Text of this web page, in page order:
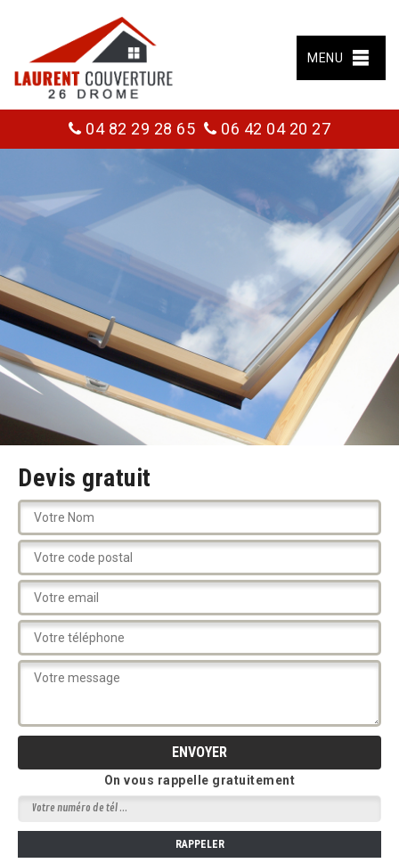
MENU
04 82 29 28 65 06 42 04 20 27
Devis gratuit
On vous rappelle gratuitement